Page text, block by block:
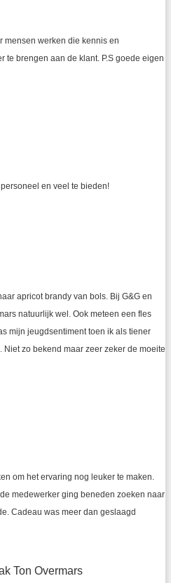
mensen werken die kennis en
te brengen aan de klant. P.S goede eigen
en veel te bieden!
apricot brandy van bols. Bij G&G en
natuurlijk wel. Ook meteen een fles
mijn jeugdsentiment toen ik als tiener
zo bekend maar zeer zeker de moeite
om het ervaring nog leuker te maken.
medewerker ging beneden zoeken naar
Cadeau was meer dan geslaagd
Ton Overmars